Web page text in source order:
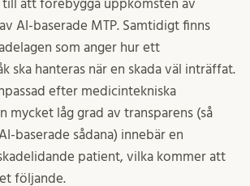
att förebygga uppkomsten av
AI-baserade MTP. Samtidigt finns
som anger hur ett
ska hanteras när en skada väl inträffat.
efter medicintekniska
mycket låg grad av transparens (så
baserade sådana) innebär en
patient, vilka kommer att
följande.